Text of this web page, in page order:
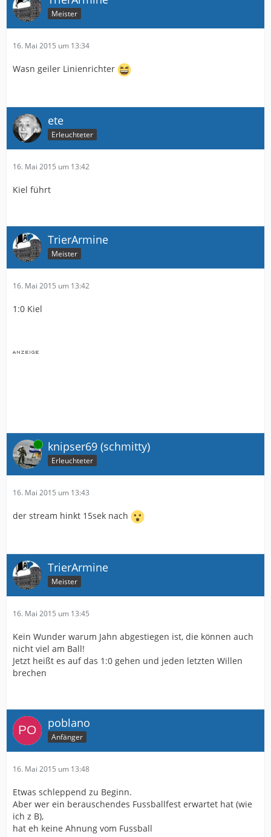
Meister
16. Mai 2015 um 13:34
Wasn geiler Linienrichter
ete
Erleuchteter
16. Mai 2015 um 13:42
Kiel führt
TrierArmine
Meister
16. Mai 2015 um 13:42
1:0 Kiel
Online knipser69 (schmitty)
Erleuchteter
16. Mai 2015 um 13:43
der stream hinkt 15sek nach
TrierArmine
Meister
16. Mai 2015 um 13:45
Kein Wunder warum Jahn abgestiegen ist, die können auch
nicht viel am Ball!
Jetzt heißt es auf das 1:0 gehen und jeden letzten Willen
brechen
poblano
Anfänger
16. Mai 2015 um 13:48
Etwas schleppend zu Beginn.
Aber wer ein berauschendes Fussballfest erwartet hat (wie
ich z B),
hat eh keine Ahnung vom Fussball